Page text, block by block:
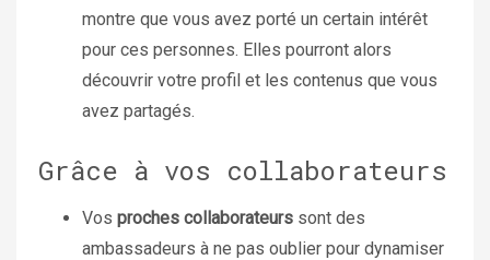
montre que vous avez porté un certain intérêt
pour ces personnes. Elles pourront alors
découvrir votre profil et les contenus que vous
avez partagés.
Grâce à vos collaborateurs
Vos proches collaborateurs sont des
ambassadeurs à ne pas oublier pour dynamiser